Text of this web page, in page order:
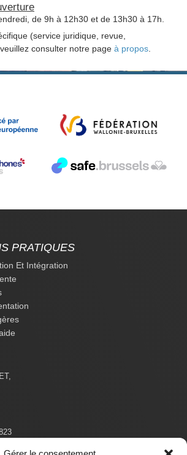
de 9h à 12h30 et de 13h30 à 17h.
(service juridique, revue,
consulter notre page à propos.
PRATIQUES
Et Intégration